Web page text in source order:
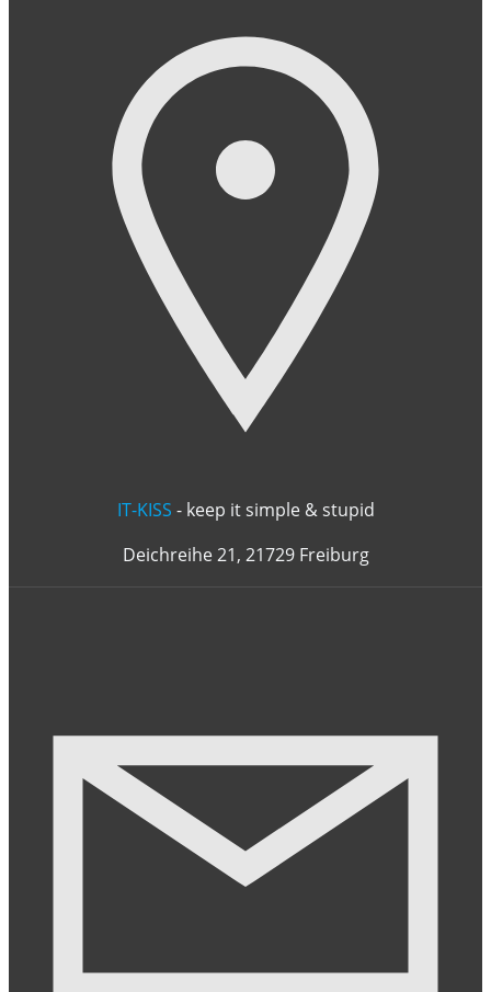
IT-KISS - keep it simple & stupid
Deichreihe 21, 21729 Freiburg